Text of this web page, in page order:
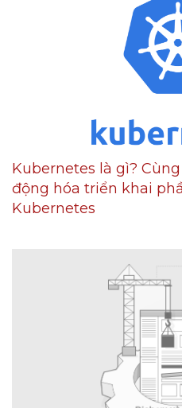
Kubernetes là gì?
động hóa triển khai
Kubernetes